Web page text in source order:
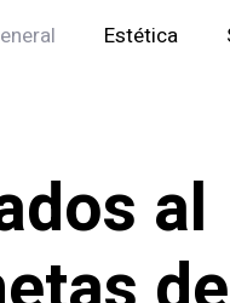
Estética
al